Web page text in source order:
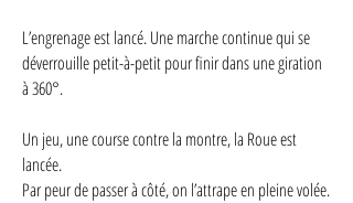
L’engrenage est lancé. Une marche continue qui se
déverrouille petit-à-petit pour finir dans une giration
à 360°.
Un jeu, une course contre la montre, la Roue est
lancée.
Par peur de passer à côté, on l’attrape en pleine volée.